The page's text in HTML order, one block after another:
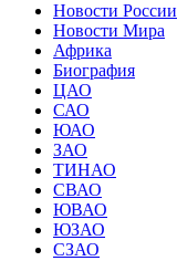
Новости России
Новости Мира
Африка
Биография
ЦАО
САО
ЮАО
ЗАО
ТИНАО
СВАО
ЮВАО
ЮЗАО
СЗАО